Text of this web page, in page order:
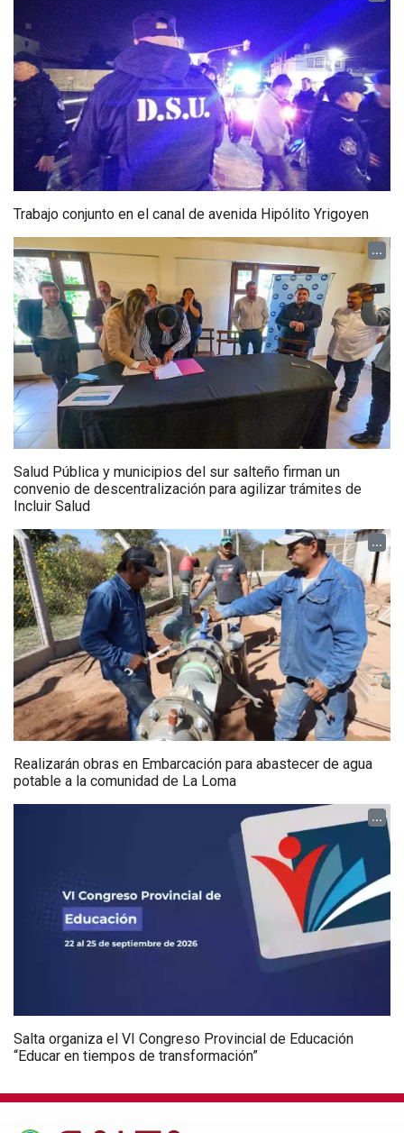
Trabajo conjunto en el canal de avenida Hipólito Yrigoyen
...
Salud Pública y municipios del sur salteño firman un
convenio de descentralización para agilizar trámites de
Incluir Salud
...
Realizarán obras en Embarcación para abastecer de agua
potable a la comunidad de La Loma
...
Salta organiza el VI Congreso Provincial de Educación
“Educar en tiempos de transformación”